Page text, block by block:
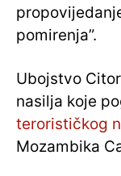
pomirenja”.
Ubojstvo
nasilja koje
terorističkog
Mozambika